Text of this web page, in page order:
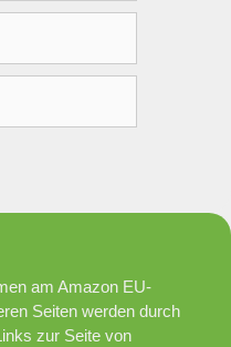
am Amazon EU-
Seiten werden durch
zur Seite von